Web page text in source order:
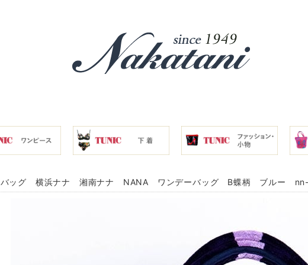
バッグ 横浜ナナ 湘南ナナ NANA ワンデーバッグ B蝶柄 ブルー nn-